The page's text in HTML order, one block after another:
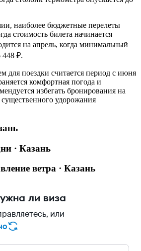
наиболее бюджетные перелеты
стоимость билета начинается
на апрель, когда минимальный
448 ₽.
для поездки считается период с июня
комфортная погода и
избегать бронирования на
удорожания
· Казань
ветра · Казань
ли виза
или